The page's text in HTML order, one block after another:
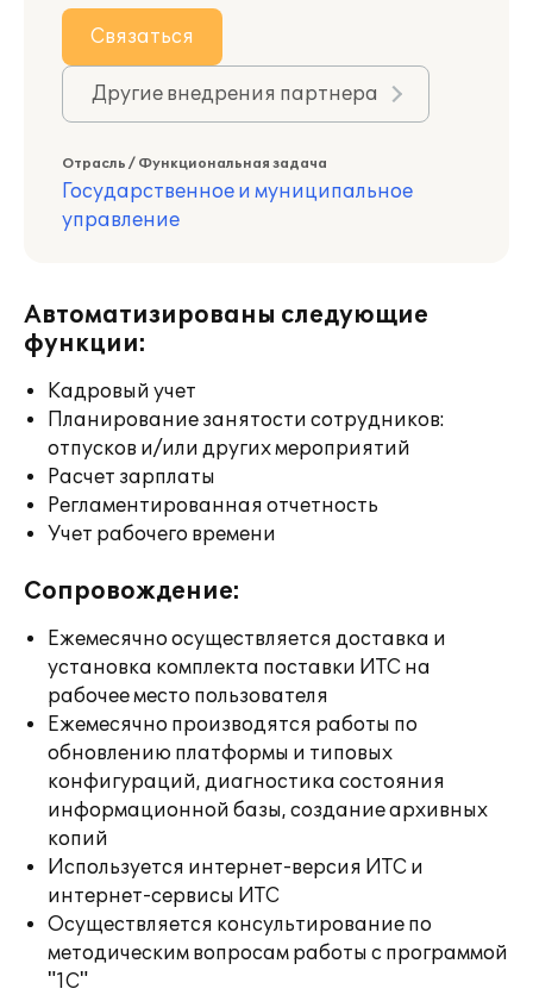
Связаться
Другие внедрения партнера
Отрасль / Функциональная задача
Государственное и муниципальное
управление
Автоматизированы следующие
функции:
Кадровый учет
Планирование занятости сотрудников:
отпусков и/или других мероприятий
Расчет зарплаты
Регламентированная отчетность
Учет рабочего времени
Сопровождение:
Ежемесячно осуществляется доставка и
установка комплекта поставки ИТС на
рабочее место пользователя
Ежемесячно производятся работы по
обновлению платформы и типовых
конфигураций, диагностика состояния
информационной базы, создание архивных
копий
Используется интернет-версия ИТС и
интернет-сервисы ИТС
Осуществляется консультирование по
методическим вопросам работы с программой
"1С"